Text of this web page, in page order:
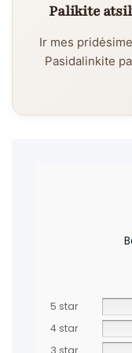
Palikite
Ir mes
Pasidalinkite
5 star
4 star
3 star